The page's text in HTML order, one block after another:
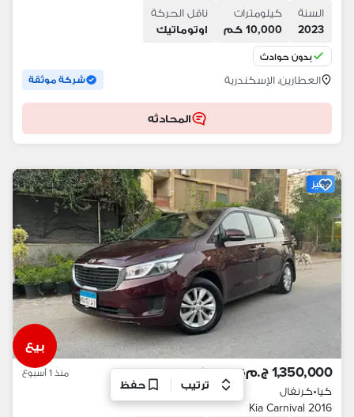
السنة
2023
كيلومترات
10,000 كم
ناقل الحركة
اوتوماتيك
بدون حوادث
العطارين، الإسكندرية شركة موثقة
المحادثه
مميز
1,350,000 ج.م قابل للتفاوض منذ 1 أسبوع
كيا•كرنفال
Kia Carnival 2016
بيع
ترتيب حفظ